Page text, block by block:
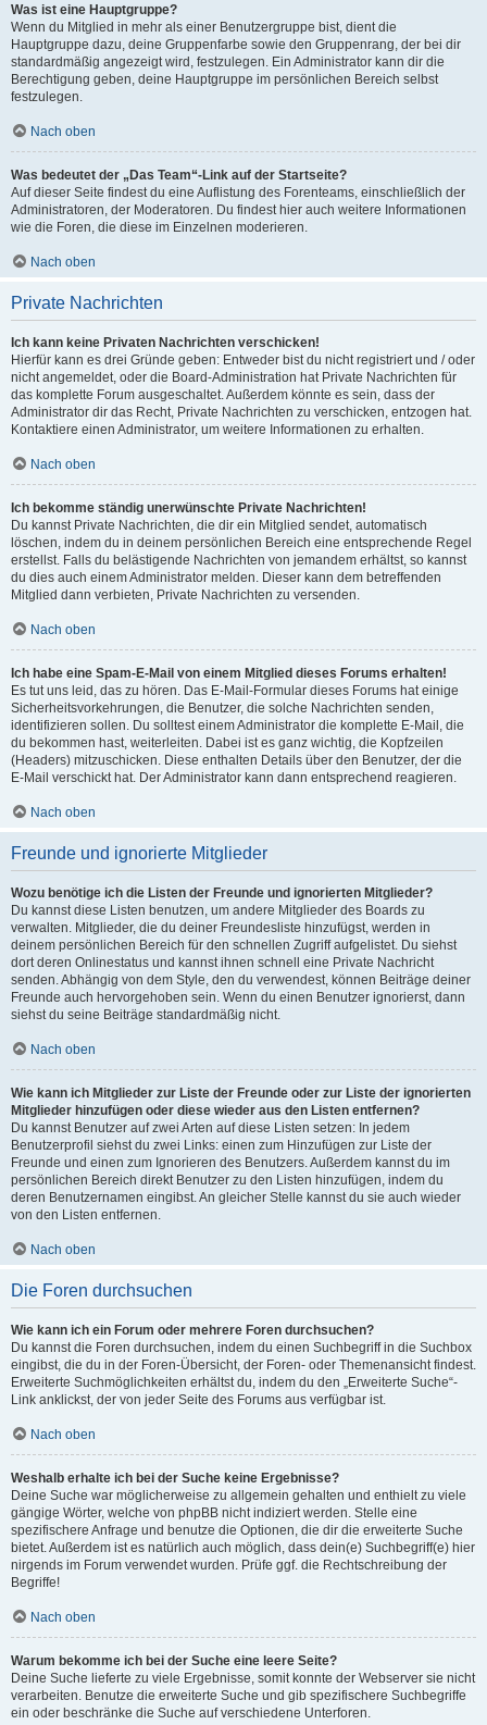
Was ist eine Hauptgruppe?
Wenn du Mitglied in mehr als einer Benutzergruppe bist, dient die
Hauptgruppe dazu, deine Gruppenfarbe sowie den Gruppenrang, der bei dir
standardmäßig angezeigt wird, festzulegen. Ein Administrator kann dir die
Berechtigung geben, deine Hauptgruppe im persönlichen Bereich selbst
festzulegen.
Nach oben
Was bedeutet der „Das Team“-Link auf der Startseite?
Auf dieser Seite findest du eine Auflistung des Forenteams, einschließlich der
Administratoren, der Moderatoren. Du findest hier auch weitere Informationen
wie die Foren, die diese im Einzelnen moderieren.
Nach oben
Private Nachrichten
Ich kann keine Privaten Nachrichten verschicken!
Hierfür kann es drei Gründe geben: Entweder bist du nicht registriert und / oder
nicht angemeldet, oder die Board-Administration hat Private Nachrichten für
das komplette Forum ausgeschaltet. Außerdem könnte es sein, dass der
Administrator dir das Recht, Private Nachrichten zu verschicken, entzogen hat.
Kontaktiere einen Administrator, um weitere Informationen zu erhalten.
Nach oben
Ich bekomme ständig unerwünschte Private Nachrichten!
Du kannst Private Nachrichten, die dir ein Mitglied sendet, automatisch
löschen, indem du in deinem persönlichen Bereich eine entsprechende Regel
erstellst. Falls du belästigende Nachrichten von jemandem erhältst, so kannst
du dies auch einem Administrator melden. Dieser kann dem betreffenden
Mitglied dann verbieten, Private Nachrichten zu versenden.
Nach oben
Ich habe eine Spam-E-Mail von einem Mitglied dieses Forums erhalten!
Es tut uns leid, das zu hören. Das E-Mail-Formular dieses Forums hat einige
Sicherheitsvorkehrungen, die Benutzer, die solche Nachrichten senden,
identifizieren sollen. Du solltest einem Administrator die komplette E-Mail, die
du bekommen hast, weiterleiten. Dabei ist es ganz wichtig, die Kopfzeilen
(Headers) mitzuschicken. Diese enthalten Details über den Benutzer, der die
E-Mail verschickt hat. Der Administrator kann dann entsprechend reagieren.
Nach oben
Freunde und ignorierte Mitglieder
Wozu benötige ich die Listen der Freunde und ignorierten Mitglieder?
Du kannst diese Listen benutzen, um andere Mitglieder des Boards zu
verwalten. Mitglieder, die du deiner Freundesliste hinzufügst, werden in
deinem persönlichen Bereich für den schnellen Zugriff aufgelistet. Du siehst
dort deren Onlinestatus und kannst ihnen schnell eine Private Nachricht
senden. Abhängig von dem Style, den du verwendest, können Beiträge deiner
Freunde auch hervorgehoben sein. Wenn du einen Benutzer ignorierst, dann
siehst du seine Beiträge standardmäßig nicht.
Nach oben
Wie kann ich Mitglieder zur Liste der Freunde oder zur Liste der ignorierten
Mitglieder hinzufügen oder diese wieder aus den Listen entfernen?
Du kannst Benutzer auf zwei Arten auf diese Listen setzen: In jedem
Benutzerprofil siehst du zwei Links: einen zum Hinzufügen zur Liste der
Freunde und einen zum Ignorieren des Benutzers. Außerdem kannst du im
persönlichen Bereich direkt Benutzer zu den Listen hinzufügen, indem du
deren Benutzernamen eingibst. An gleicher Stelle kannst du sie auch wieder
von den Listen entfernen.
Nach oben
Die Foren durchsuchen
Wie kann ich ein Forum oder mehrere Foren durchsuchen?
Du kannst die Foren durchsuchen, indem du einen Suchbegriff in die Suchbox
eingibst, die du in der Foren-Übersicht, der Foren- oder Themenansicht findest.
Erweiterte Suchmöglichkeiten erhältst du, indem du den „Erweiterte Suche“-
Link anklickst, der von jeder Seite des Forums aus verfügbar ist.
Nach oben
Weshalb erhalte ich bei der Suche keine Ergebnisse?
Deine Suche war möglicherweise zu allgemein gehalten und enthielt zu viele
gängige Wörter, welche von phpBB nicht indiziert werden. Stelle eine
spezifischere Anfrage und benutze die Optionen, die dir die erweiterte Suche
bietet. Außerdem ist es natürlich auch möglich, dass dein(e) Suchbegriff(e) hier
nirgends im Forum verwendet wurden. Prüfe ggf. die Rechtschreibung der
Begriffe!
Nach oben
Warum bekomme ich bei der Suche eine leere Seite?
Deine Suche lieferte zu viele Ergebnisse, somit konnte der Webserver sie nicht
verarbeiten. Benutze die erweiterte Suche und gib spezifischere Suchbegriffe
ein oder beschränke die Suche auf verschiedene Unterforen.